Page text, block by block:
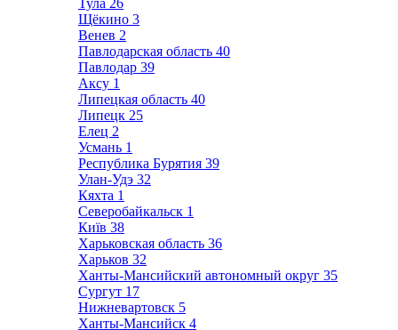
Тула 26
Щёкино 3
Венев 2
Павлодарская область 40
Павлодар 39
Аксу 1
Липецкая область 40
Липецк 25
Елец 2
Усмань 1
Республика Бурятия 39
Улан-Удэ 32
Кяхта 1
Северобайкальск 1
Київ 38
Харьковская область 36
Харьков 32
Ханты-Мансийский автономный округ 35
Сургут 17
Нижневартовск 5
Ханты-Мансийск 4